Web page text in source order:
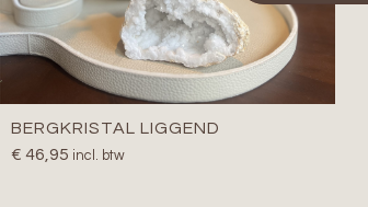
BERGKRISTAL LIGGEND
€ 46,95 incl. btw